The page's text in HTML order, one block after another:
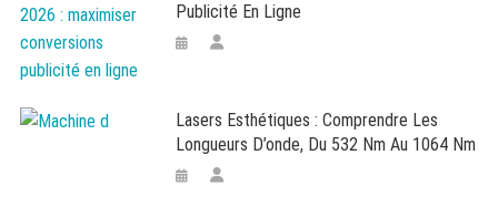
Publicité En Ligne
Lasers Esthétiques : Comprendre Les
Longueurs D’onde, Du 532 Nm Au 1064 Nm